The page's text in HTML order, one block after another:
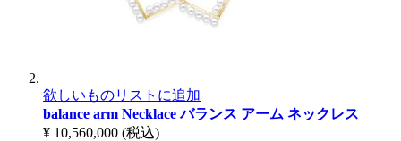
欲しいものリストに追加
balance arm Necklaceバランス アーム ネックレス
¥ 10,560,000 (税込)